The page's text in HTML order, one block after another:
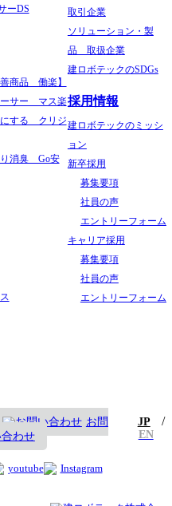
ーDS
善商品 働楽】
ーサー マス楽
にする クリジ
り消臭 Go安
取引企業
ソリューション・製
品 取扱企業
建ロボテックのSDGs
採用情報
建ロボテックのミッシ
ョン
新卒採用
募集要項
社員の声
エントリーフォーム
キャリア採用
募集要項
社員の声
エントリーフォーム
お問
合わせ
JP /
EN
youtube Instagram